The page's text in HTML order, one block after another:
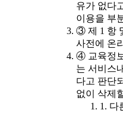
유가 없다
이용을 부
③ 제 1 항
사전에 온
④ 교육정
는 서비스
다고 판단
없이 삭제
1. 다